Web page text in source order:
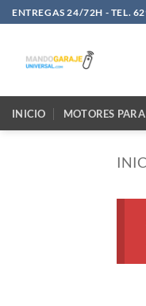
Saltar
al
ENTREGAS 24/72H - TEL.
INICIO MOTORES